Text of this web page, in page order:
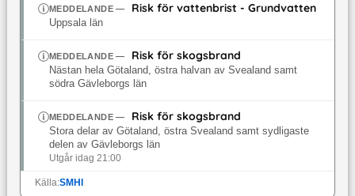
MEDDELANDE— Risk för vattenbrist - Grundvatten
Uppsala län
MEDDELANDE— Risk för skogsbrand
Nästan hela Götaland, östra halvan av Svealand samt
södra Gävleborgs län
MEDDELANDE— Risk för skogsbrand
Stora delar av Götaland, östra Svealand samt sydligaste
delen av Gävleborgs län
Utgår idag 21:00
Källa:SMHI